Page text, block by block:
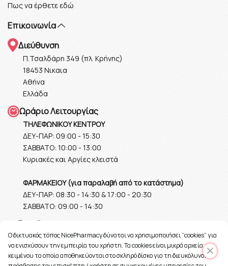
Πως να έρθετε εδώ
Επικοινωνία
Διεύθυνση
Π.Τσαλδάρη 349 (πλ. Κρήνης)
18453 Νικαια
Αθήνα
Ελλάδα
Ωράριο Λειτουργίας
ΤΗΛΕΦΩΝΙΚΟΥ ΚΕΝΤΡΟΥ
ΔΕΥ-ΠΑΡ: 09:00 - 15:30
ΣΑΒΒΑΤΟ: 10:00 - 13:00
Κυριακές και Αργίες κλειστά
ΦΑΡΜΑΚΕΙΟΥ (για παραλαβή από το κατάστημα)
ΔΕΥ-ΠΑΡ: 08:30 - 14:30 & 17:00 - 20:30
ΣΑΒΒΑΤΟ: 09:00 - 14:30
Ε-mail
info@nicepharmacy.gr
O δικτυακός τόπος NicePharmacy δύναται να χρησιμοποιήσει “cookies” για
να ενισχύσουν την εμπειρία του χρήστη. Τα cookies είναι μικρά αρχεία
κειμένου τα οποία αποθηκεύονται στο σκληρό δίσκο για τη διευκόλυνση